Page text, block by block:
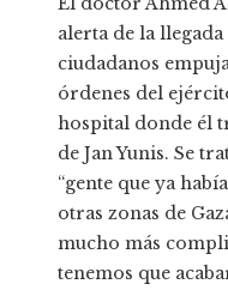
alerta de la llegada
ciudadanos
órdenes del
hospital donde él
de Jan Yunis. Se
“gente que ya
otras zonas de
mucho más
tenemos que